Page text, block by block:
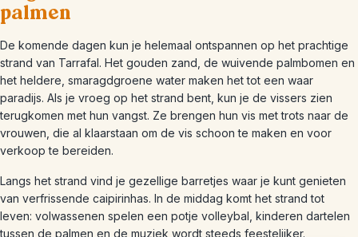
palmen
De komende dagen kun je helemaal ontspannen op het prachtige
strand van Tarrafal. Het gouden zand, de wuivende palmbomen en
het heldere, smaragdgroene water maken het tot een waar
paradijs. Als je vroeg op het strand bent, kun je de vissers zien
terugkomen met hun vangst. Ze brengen hun vis met trots naar de
vrouwen, die al klaarstaan om de vis schoon te maken en voor
verkoop te bereiden.
Langs het strand vind je gezellige barretjes waar je kunt genieten
van verfrissende caipirinhas. In de middag komt het strand tot
leven: volwassenen spelen een potje volleybal, kinderen dartelen
tussen de palmen en de muziek wordt steeds feestelijker.